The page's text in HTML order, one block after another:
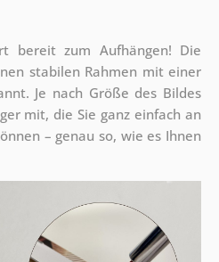
bereit zum Aufhängen! Die
stabilen Rahmen mit einer
Je nach Größe des Bildes
mit, die Sie ganz einfach an
– genau so, wie es Ihnen